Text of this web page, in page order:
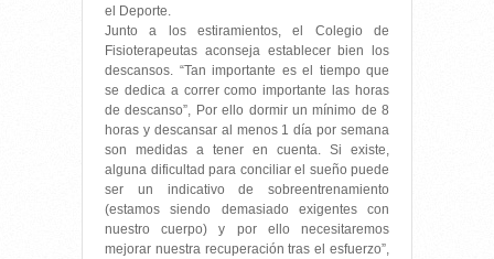
el Deporte.
Junto a los estiramientos, el Colegio de
Fisioterapeutas aconseja establecer bien los
descansos. “Tan importante es el tiempo que
se dedica a correr como importante las horas
de descanso”, Por ello dormir un mínimo de 8
horas y descansar al menos 1 día por semana
son medidas a tener en cuenta. Si existe,
alguna dificultad para conciliar el sueño puede
ser un indicativo de sobreentrenamiento
(estamos siendo demasiado exigentes con
nuestro cuerpo) y por ello necesitaremos
mejorar nuestra recuperación tras el esfuerzo”,